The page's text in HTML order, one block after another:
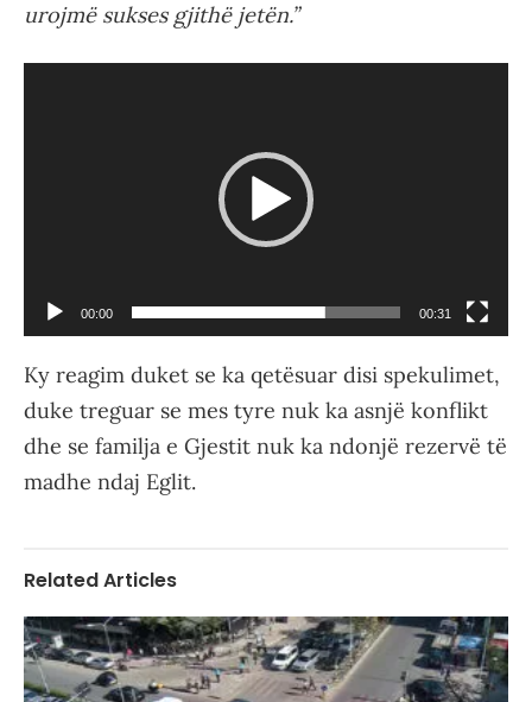
urojmë sukses gjithë jetën.”
00:00 00:31
Ky reagim duket se ka qetësuar disi spekulimet,
duke treguar se mes tyre nuk ka asnjë konflikt
dhe se familja e Gjestit nuk ka ndonjë rezervë të
madhe ndaj Eglit.
Related Articles